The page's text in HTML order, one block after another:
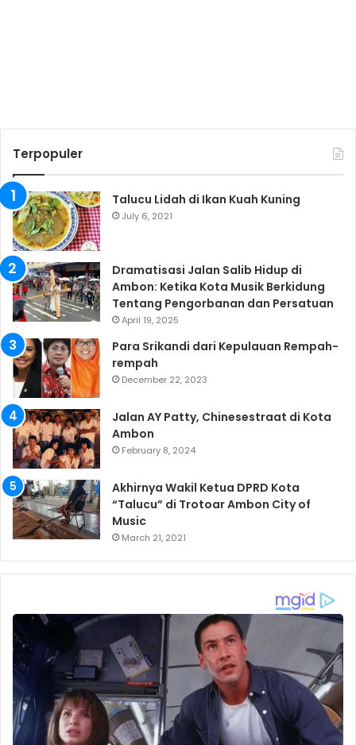
Terpopuler
Talucu Lidah di Ikan Kuah Kuning
July 6, 2021
Dramatisasi Jalan Salib Hidup di
Ambon: Ketika Kota Musik Berkidung
Tentang Pengorbanan dan Persatuan
April 19, 2025
Para Srikandi dari Kepulauan Rempah-
rempah
December 22, 2023
Jalan AY Patty, Chinesestraat di Kota
Ambon
February 8, 2024
Akhirnya Wakil Ketua DPRD Kota
“Talucu” di Trotoar Ambon City of
Music
March 21, 2021